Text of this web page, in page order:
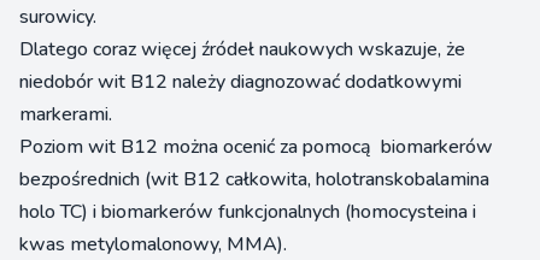
surowicy.
Dlatego coraz więcej źródeł naukowych wskazuje, że
niedobór wit B12 należy diagnozować dodatkowymi
markerami.
Poziom wit B12 można ocenić za pomocą biomarkerów
bezpośrednich (wit B12 całkowita, holotranskobalamina
holo TC) i biomarkerów funkcjonalnych (homocysteina i
kwas metylomalonowy, MMA).